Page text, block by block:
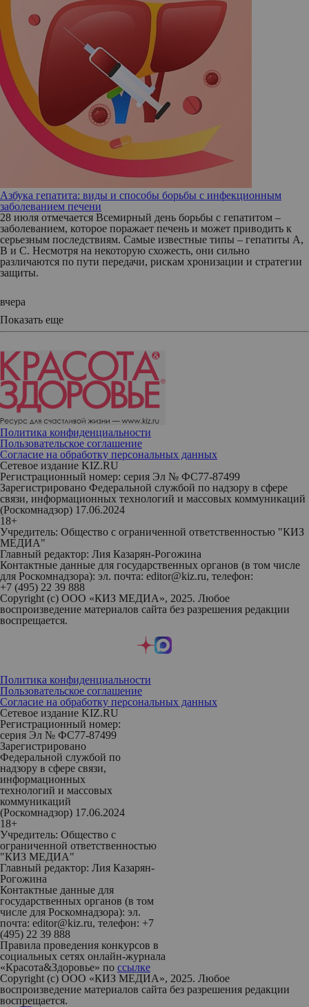
Азбука гепатита: виды и способы борьбы с инфекционным
заболеванием печени
28 июля отмечается Всемирный день борьбы с гепатитом –
заболеванием, которое поражает печень и может приводить к
серьезным последствиям. Самые известные типы – гепатиты А,
В и С. Несмотря на некоторую схожесть, они сильно
различаются по пути передачи, рискам хронизации и стратегии
защиты.
вчера
Показать еще
Политика конфиденциальности
Пользовательское соглашение
Согласие на обработку персональных данных
Сетевое издание KIZ.RU
Регистрационный номер: серия Эл № ФС77-87499
Зарегистрировано Федеральной службой по надзору в сфере
связи, информационных технологий и массовых коммуникаций
(Роскомнадзор) 17.06.2024
18+
Учредитель: Общество с ограниченной ответственностью "КИЗ
МЕДИА"
Главный редактор: Лия Казарян-Рогожина
Контактные данные для государственных органов (в том числе
для Роскомнадзора): эл. почта: editor@kiz.ru, телефон:
+7 (495) 22 39 888
Copyright (с) ООО «КИЗ МЕДИА», 2025. Любое
воспроизведение материалов сайта без разрешения редакции
воспрещается.
Политика конфиденциальности
Пользовательское соглашение
Согласие на обработку персональных данных
Сетевое издание KIZ.RU
Регистрационный номер:
серия Эл № ФС77-87499
Зарегистрировано
Федеральной службой по
надзору в сфере связи,
информационных
технологий и массовых
коммуникаций
(Роскомнадзор) 17.06.2024
18+
Учредитель: Общество с
ограниченной ответственностью
"КИЗ МЕДИА"
Главный редактор: Лия Казарян-
Рогожина
Контактные данные для
государственных органов (в том
числе для Роскомнадзора): эл.
почта: editor@kiz.ru, телефон: +7
(495) 22 39 888
Правила проведения конкурсов в
социальных сетях онлайн-журнала
«Красота&Здоровье» по ссылке
Copyright (с) ООО «КИЗ МЕДИА», 2025. Любое
воспроизведение материалов сайта без разрешения редакции
воспрещается.